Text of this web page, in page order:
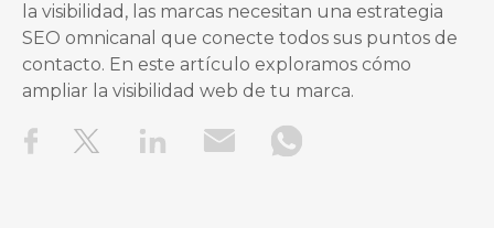
la visibilidad, las marcas necesitan una estrategia
SEO omnicanal que conecte todos sus puntos de
contacto. En este artículo exploramos cómo
ampliar la visibilidad web de tu marca.